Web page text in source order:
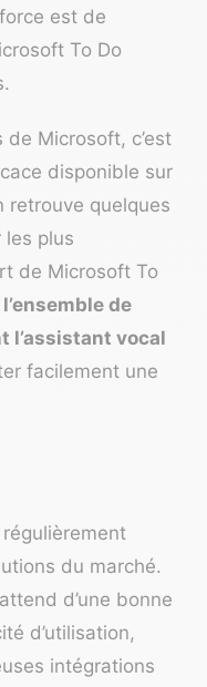
est de
To Do
Microsoft, c’est
disponible sur
retrouve quelques
les plus
de Microsoft To
de
l’assistant vocal
facilement une
du marché.
d’une bonne
d’utilisation,
intégrations